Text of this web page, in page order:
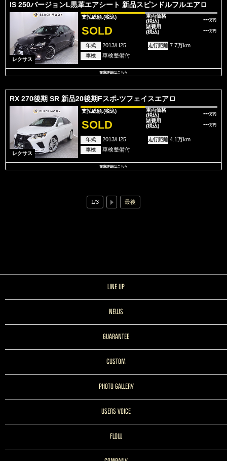
IS 250バージョンL黒革エアシート 新品スピンドルフルエアロ
レクサス
支払総額. (税込)
SOLD
車両価格
(税込)
---万円
諸費用
(税込)
---万円
年式 2013/H25 走行距離 7.7万km
車検 車検整備付
在庫詳細はこちら
RX 270後期 SR 新品20後期Fスポ-ツフェイスエアロ
レクサス
支払総額. (税込)
SOLD
車両価格
(税込)
---万円
諸費用
(税込)
---万円
年式 2013/H25 走行距離 4.1万km
車検 車検整備付
在庫詳細はこちら
1/3 最後
LINE UP
NEWS
GUARANTEE
CUSTOM
PHOTO GALLERY
USERS VOICE
FLOW